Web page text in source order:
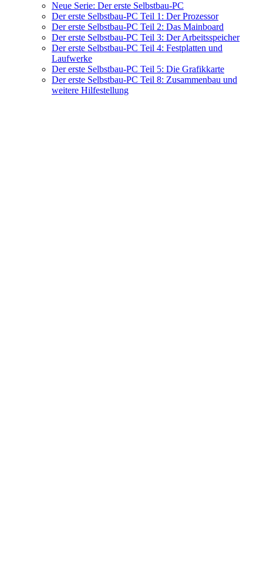
Neue Serie: Der erste Selbstbau-PC
Der erste Selbstbau-PC Teil 1: Der Prozessor
Der erste Selbstbau-PC Teil 2: Das Mainboard
Der erste Selbstbau-PC Teil 3: Der Arbeitsspeicher
Der erste Selbstbau-PC Teil 4: Festplatten und
Laufwerke
Der erste Selbstbau-PC Teil 5: Die Grafikkarte
Der erste Selbstbau-PC Teil 8: Zusammenbau und
weitere Hilfestellung